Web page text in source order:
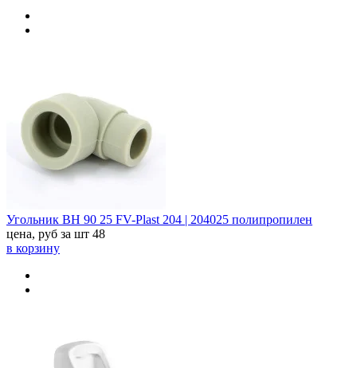
Угольник ВН 90 25 FV-Plast 204 | 204025 полипропилен
цена, руб за шт 48
в корзину